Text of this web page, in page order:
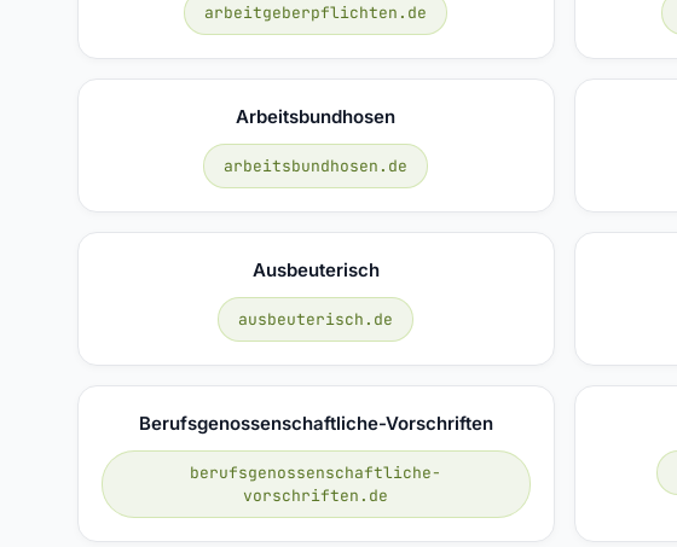
arbeitgeberpflichten.de
Arbeitsbundhosen
arbeitsbundhosen.de
Ausbeuterisch
ausbeuterisch.de
Berufsgenossenschaftliche-Vorschriften
berufsgenossenschaftliche-
vorschriften.de